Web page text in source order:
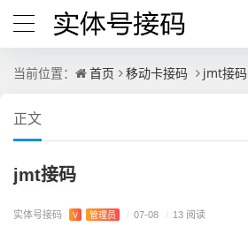
当前位置： 首页 移动卡接码 jmt接码
正文
jmt接码
实体号接码 V 管理员 / 07-08 / 13 阅读